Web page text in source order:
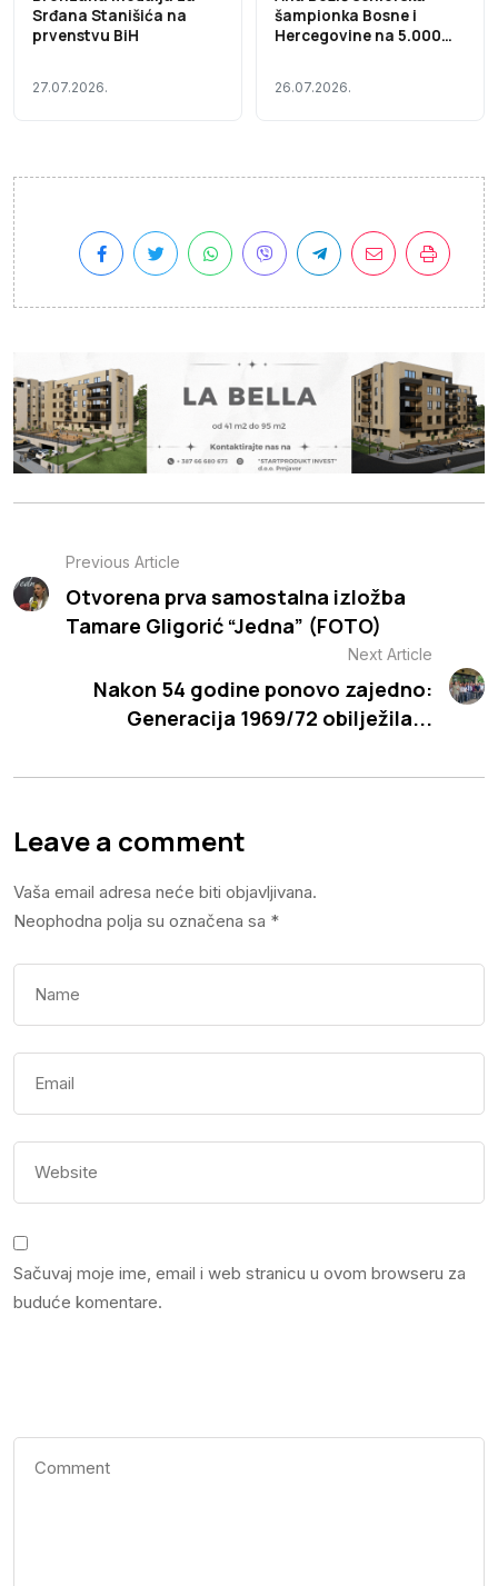
Srđana Stanišića na
prvenstvu BiH
27.07.2026.
šampionka Bosne i
Hercegovine na 5.000
26.07.2026.
Previous Article
Otvorena prva samostalna izložba
Tamare Gligorić “Jedna” (FOTO)
Next Article
Nakon 54 godine ponovo zajedno:
Generacija 1969/72 obilježila...
Leave a comment
Vaša email adresa neće biti objavljivana.
Neophodna polja su označena sa *
Sačuvaj moje ime, email i web stranicu u ovom browseru za
buduće komentare.